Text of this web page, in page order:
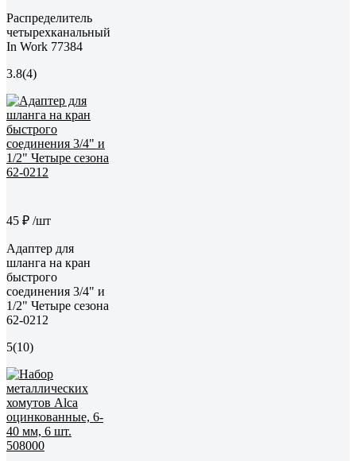
Распределитель
четырехканальный
In Work 77384
3.8(4)
45 ₽ /шт
Адаптер для
шланга на кран
быстрого
соединения 3/4" и
1/2" Четыре сезона
62-0212
5(10)